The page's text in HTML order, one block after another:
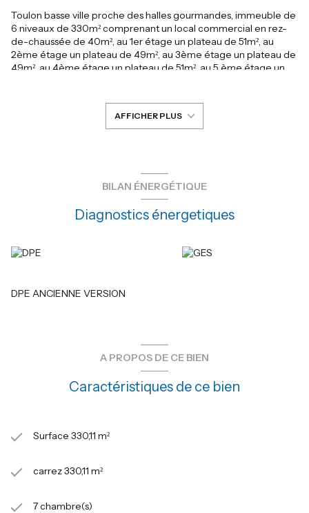
Toulon basse ville proche des halles gourmandes, immeuble de
6 niveaux de 330m² comprenant un local commercial en rez-
de-chaussée de 40m², au 1er étage un plateau de 51m², au
2ème étage un plateau de 49m², au 3ème étage un plateau de
49m², au 4ème étage un plateau de 51m², au 5 ème étage un
deja créés ainsi que l'état descriptif de division, possibilité
d'acquérir lot par lot. Ideal investissement / défiscalisation
Honoraires à charge vendeur
AFFICHER PLUS
BILAN ÉNERGÉTIQUE
Diagnostics énergetiques
DPE ANCIENNE VERSION
A PROPOS DE CE BIEN
Caractéristiques de ce bien
Surface 330,11 m²
carrez 330,11 m²
7 chambre(s)